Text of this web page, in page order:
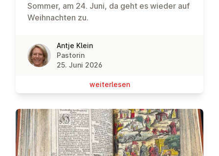
Sommer, am 24. Juni, da geht es wieder auf
Weihnachten zu.
Antje Klein
Pastorin
25. Juni 2026
wei­ter­le­sen